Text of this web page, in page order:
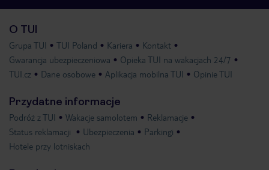
O TUI
Grupa TUI TUI Poland Kariera
Kontakt
Gwarancja ubezpieczeniowa
Opieka TUI na wakacjach 24/7
TUI.cz
Dane osobowe Aplikacja mobilna TUI Opinie TUI
Przydatne informacje
Podróż z TUI Wakacje samolotem
Reklamacje
Status reklamacji
Ubezpieczenia
Parkingi
Hotele przy lotniskach